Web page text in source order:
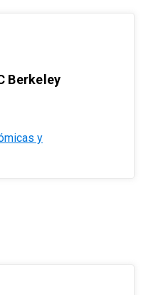
Berkeley
y